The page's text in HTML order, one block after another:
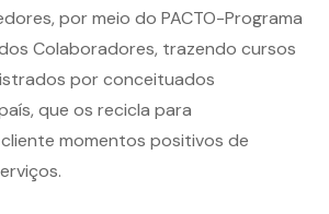
por meio do PACTO-Programa
Colaboradores, trazendo cursos
por conceituados
que os recicla para
momentos positivos de